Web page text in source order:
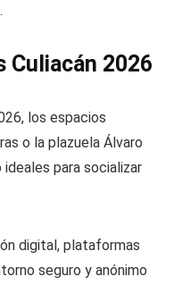
Culiacán 2026
los espacios
o la plazuela Álvaro
para socializar
digital, plataformas
seguro y anónimo